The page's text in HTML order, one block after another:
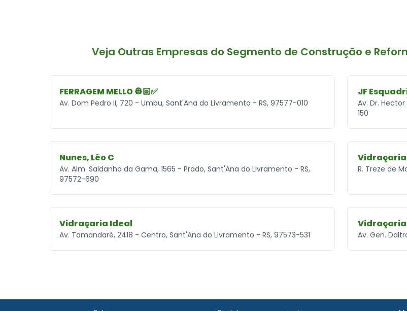
Veja Outras Empresas do Segmento de Construção e
FERRAGEM MELLO 👷🏻✅
Av. Dom Pedro II, 720 - Umbu, Sant'Ana do Livramento - RS, 97577-010
JF
Av. Dr.
150
Nunes, Léo C
Av. Alm. Saldanha da Gama, 1565 - Prado, Sant'Ana do Livramento - RS,
97572-690
R. Treze de
Vidraçaria Ideal
Av. Tamandaré, 2418 - Centro, Sant'Ana do Livramento - RS, 97573-531
Vidraçaria
Av. Gen.